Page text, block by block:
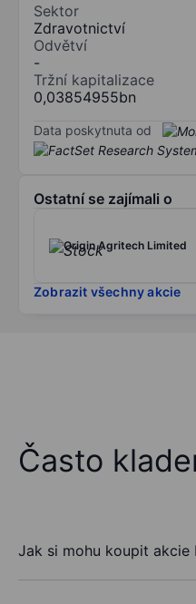
Sektor
Zdravotnictví
Odvětví
-
Tržní kapitalizace
0,03854955bn
Data poskytnuta od
Ostatní se zajímali o
Origin Agritech Limited
Zobrazit všechny akcie
Často
Jak si mohu koupit akcie